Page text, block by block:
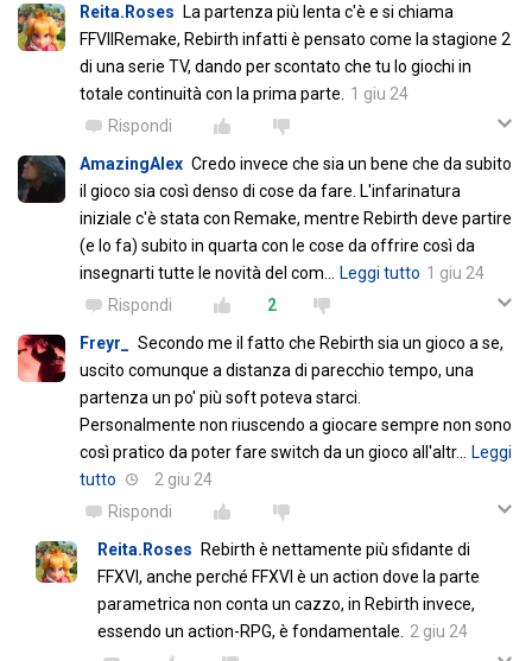
Reita.Roses
La partenza più lenta c'è e si chiama
FFVIIRemake, Rebirth infatti è pensato come la stagione 2
di una serie TV, dando per scontato che tu lo giochi in
totale continuità con la prima parte.
1 giu 24
Rispondi
AmazingAlex Credo invece che sia un bene che da subito
il gioco sia così denso di cose da fare. L'infarinatura
iniziale c'è stata con Remake, mentre Rebirth deve partire
(e lo fa) subito in quarta con le cose da offrire così da
insegnarti tutte le novità del com
Leggi tutto 1 giu 24
Rispondi
2
Freyr_
Secondo me il fatto che Rebirth sia un gioco a se,
uscito comunque a distanza di parecchio tempo, una
partenza un po' più soft poteva starci.
Personalmente non riuscendo a giocare sempre non sono
così pratico da poter fare switch da un gioco all'altr…
Leggi
tutto
2 giu 24
Rispondi
Reita.Roses
Rebirth è nettamente più sfidante di
FFXVI, anche perché FFXVI è un action dove la parte
parametrica non conta un cazzo, in Rebirth invece,
essendo un action-RPG, è fondamentale.
2 giu 24